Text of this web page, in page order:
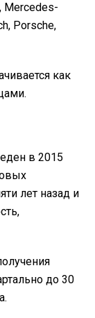
Mercedes-
Porsche,
как
в 2015
лет назад и
до 30